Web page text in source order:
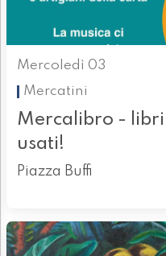
Mercoledì 03
Mercatini
Mercalibro -
usati!
Piazza Buffi